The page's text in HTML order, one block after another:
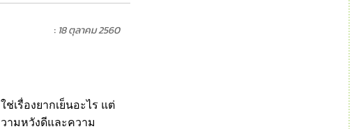
: 18 ตุลาคม 2560
เรื่องยากเย็นอะไร แต่
ามหวังดีและความ